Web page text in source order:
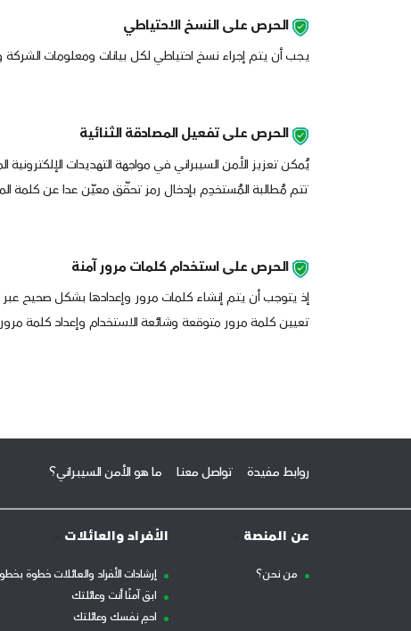
الحرص على النسخ الاحتياطي
يجب أن يتم إجراء نسخ احتياطي لكل بيانات ومعلومات الشركة
الحرص على تفعيل المصادقة الثنائية
يُمكن تعزيز الأمن السيبراني في مواجهة التهديدات
تتم مُطالبة المُستخدِم بإدخال رمز تحقّق معيّن عدا عن كلمة
الحرص على استخدام كلمات مرور آمنة
إذ يتوجب أن يتم إنشاء كلمات مرور وإعدادها بشكل صحيح عبر
تعيين كلمة مرور متوقعة وشائعة الاستخدام وإعداد كلمة
روابط مفيدة تواصل معنا ما هو الأمن السيبراني؟
عن المنصة
من نحن؟
الأفراد والعائلات
إرشادات الأفراد والعائلات خطوة
ابق آمنًا أنت وعائلتك
احمِ نفسك وعائلتك